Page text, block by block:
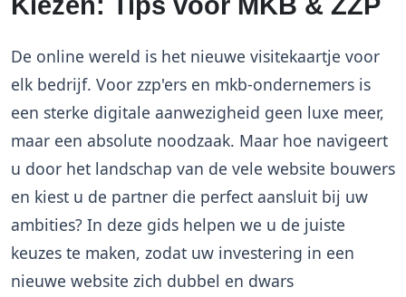
De online wereld is het nieuwe visitekaartje voor
elk bedrijf. Voor zzp'ers en mkb-ondernemers is
een sterke digitale aanwezigheid geen luxe meer,
maar een absolute noodzaak. Maar hoe navigeert
u door het landschap van de vele website bouwers
en kiest u de partner die perfect aansluit bij uw
ambities? In deze gids helpen we u de juiste
keuzes te maken, zodat uw investering in een
nieuwe website zich dubbel en dwars